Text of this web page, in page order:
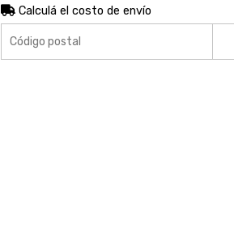
Calculá el costo de envío